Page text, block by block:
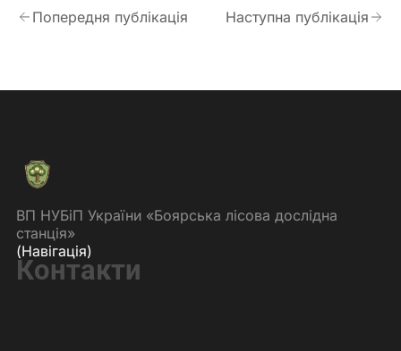
Попередня публікація Наступна публікація
ВП НУБіП України «Боярська лісова дослідна
станція»
(Навігація)
Контакти